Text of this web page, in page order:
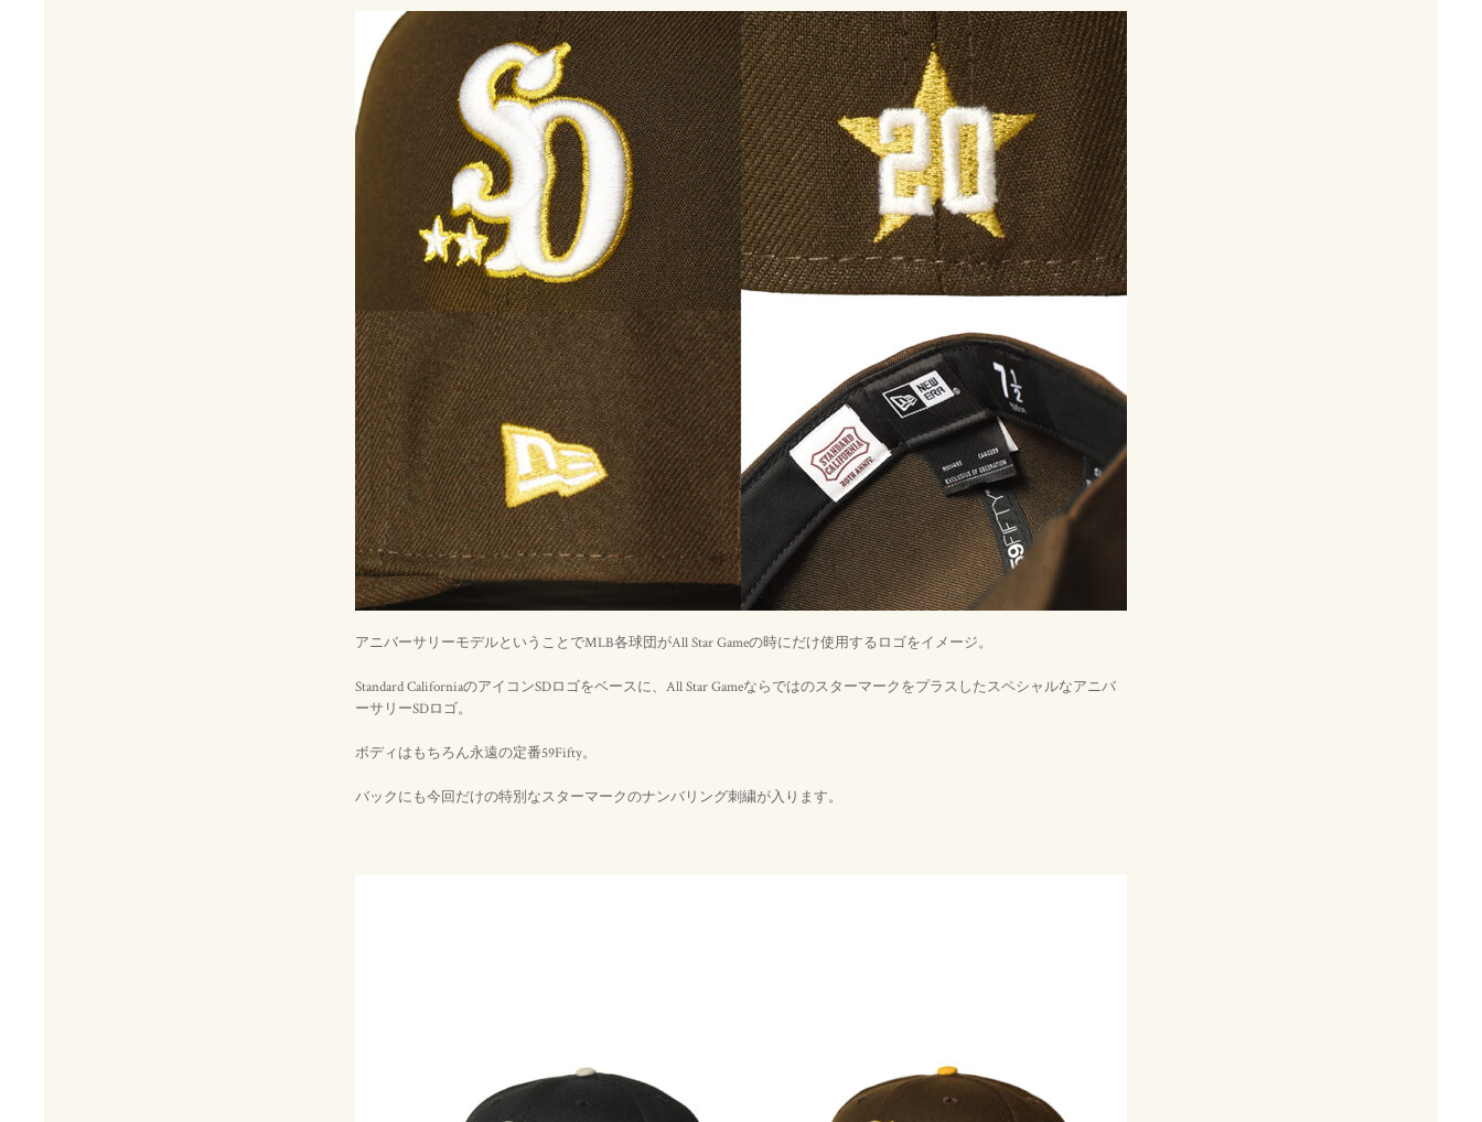
アニバーサリーモデルということでMLB各球団がAll Star Gameの時にだけ使用するロゴをイメージ。
Standard CaliforniaのアイコンSDロゴをベースに、All Star Gameならではのスターマークをプラスしたスペシャルなアニバ
ーサリーSDロゴ。
ボディはもちろん永遠の定番59Fifty。
バックにも今回だけの特別なスターマークのナンバリング刺繍が入ります。